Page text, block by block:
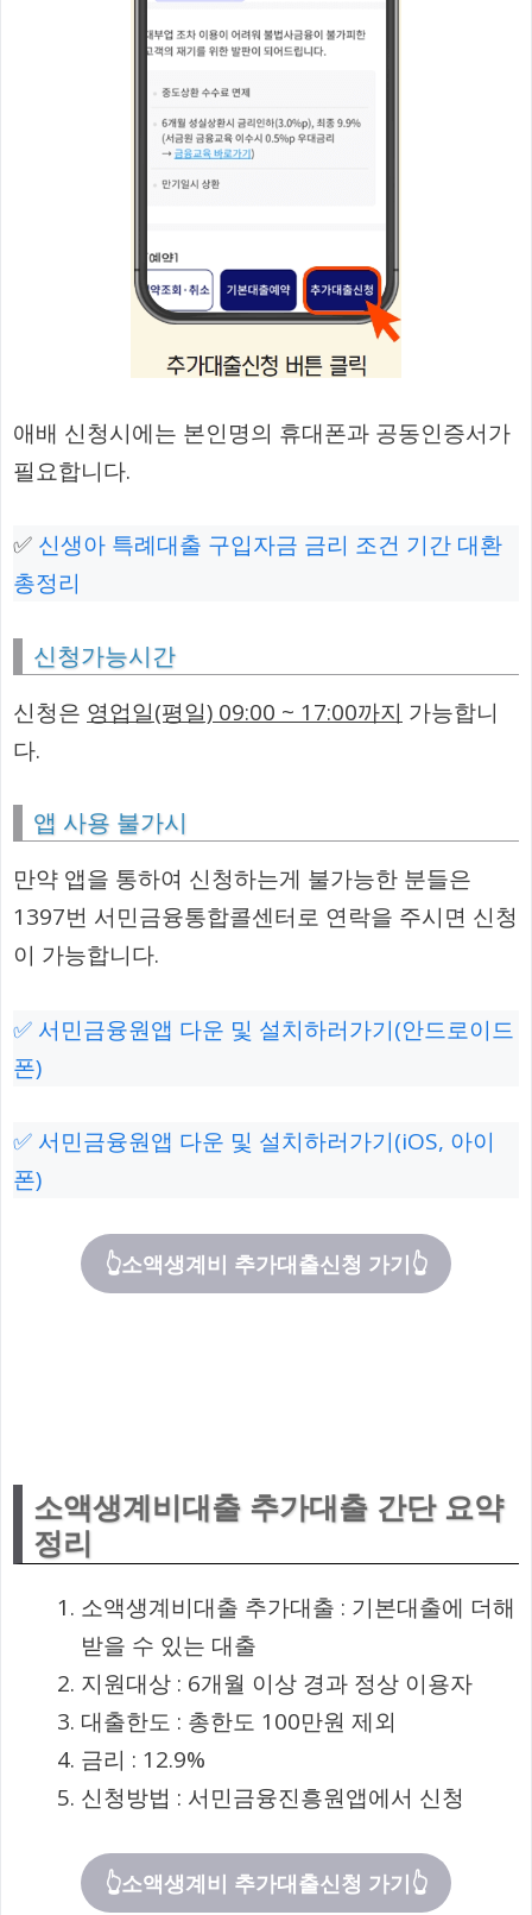
애배 신청시에는 본인명의 휴대폰과 공동인증서가
필요합니다.
✅ 신생아 특례대출 구입자금 금리 조건 기간 대환
총정리
신청가능시간
신청은 영업일(평일) 09:00 ~ 17:00까지 가능합니
다.
앱 사용 불가시
만약 앱을 통하여 신청하는게 불가능한 분들은
1397번 서민금융통합콜센터로 연락을 주시면 신청
이 가능합니다.
✅ 서민금융원앱 다운 및 설치하러가기(안드로이드
폰)
✅ 서민금융원앱 다운 및 설치하러가기(iOS, 아이
폰)
👆소액생계비 추가대출신청 가기👆
소액생계비대출 추가대출 간단 요약
정리
소액생계비대출 추가대출 : 기본대출에 더해
받을 수 있는 대출
지원대상 : 6개월 이상 경과 정상 이용자
대출한도 : 총한도 100만원 제외
금리 : 12.9%
신청방법 : 서민금융진흥원앱에서 신청
👆소액생계비 추가대출신청 가기👆